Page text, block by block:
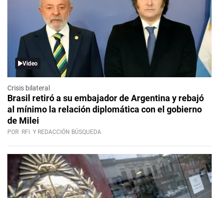
Video
Crisis bilateral
Brasil retiró a su embajador de Argentina y rebajó
al mínimo la relación diplomática con el gobierno
de Milei
POR RFI Y REDACCIÓN BÚSQUEDA